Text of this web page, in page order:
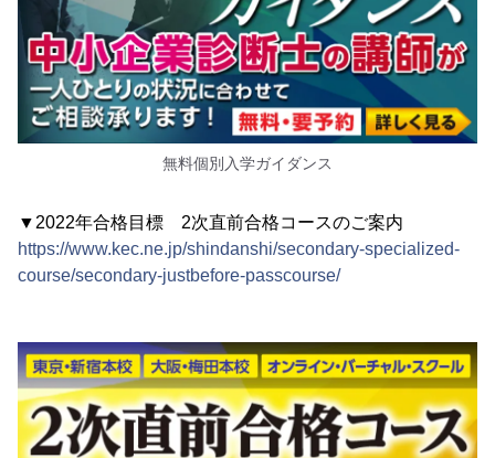
無料個別入学ガイダンス
▼2022年合格目標 2次直前合格コースのご案内
https://www.kec.ne.jp/shindanshi/secondary-specialized-
course/secondary-justbefore-passcourse/